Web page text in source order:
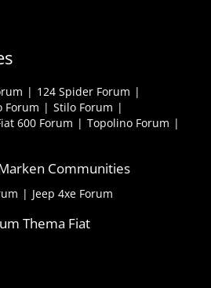
124 Spider Forum
Forum
Stilo Forum
600 Forum
Topolino Forum
Communities
Jeep 4xe Forum
Thema Fiat